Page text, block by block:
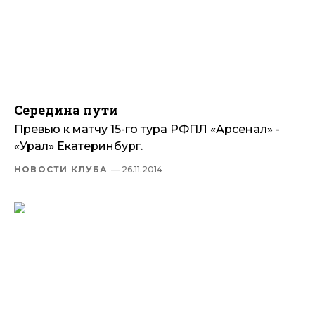
Середина пути
Превью к матчу 15-го тура РФПЛ «Арсенал» -
«Урал» Екатеринбург.
НОВОСТИ КЛУБА — 26.11.2014